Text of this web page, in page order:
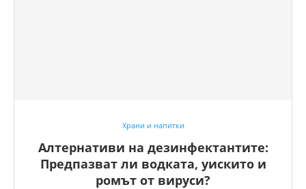
Храни и напитки
Алтернативи на дезинфектантите:
Предпазват ли водката, уискито и
ромът от вируси?